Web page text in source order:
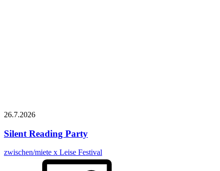
26.7.2026
Silent Reading Party
zwischen/miete x Leise Festival